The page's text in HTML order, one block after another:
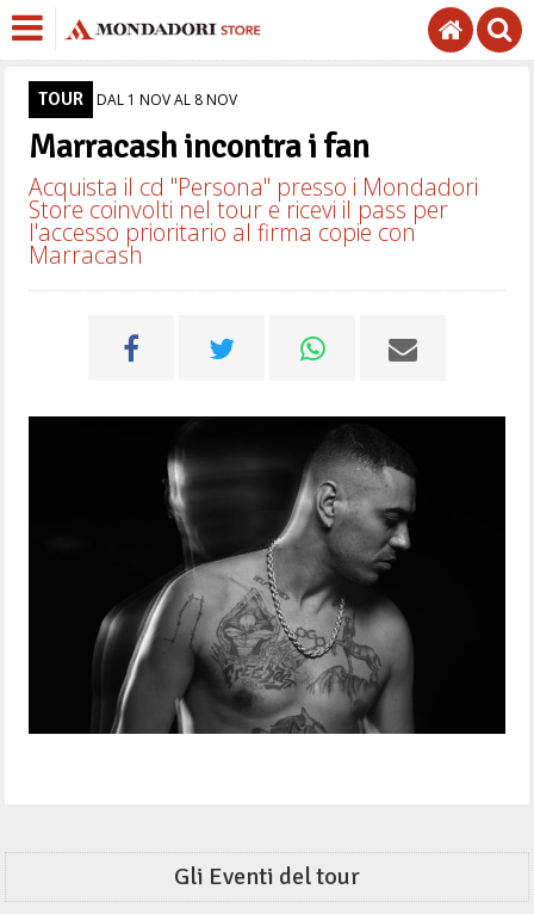
TOUR DAL 1 NOV AL 8 NOV
Marracash incontra i fan
Acquista il cd "Persona" presso i Mondadori
Store coinvolti nel tour e ricevi il pass per
l'accesso prioritario al firma copie con
Marracash
Gli Eventi del tour